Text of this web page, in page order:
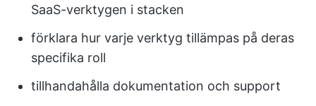
SaaS-verktygen i stacken
förklara hur varje verktyg tillämpas på deras
specifika roll
tillhandahålla dokumentation och support